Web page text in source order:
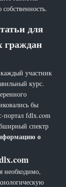
для
граждан
участник
курс.
бы
портал fdlx.com
спектр
о
необходимо,